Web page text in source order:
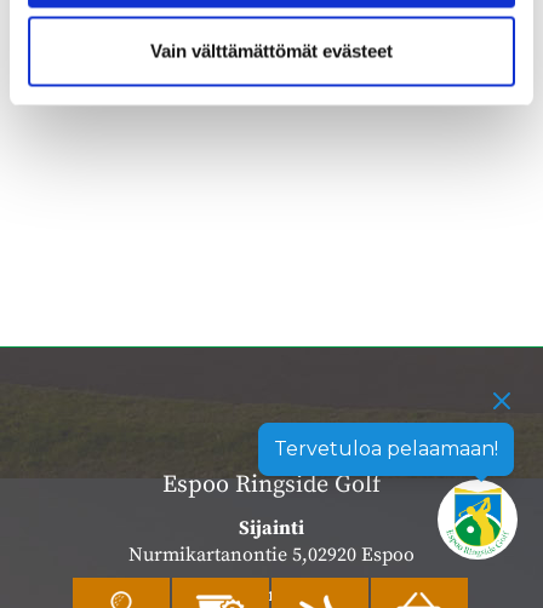
Vain välttämättömät evästeet
Tervetuloa pelaamaan!
Espoo Ringside Golf
Sijainti
Nurmikartanontie 5,02920 Espoo
Katso sijainti kartalla